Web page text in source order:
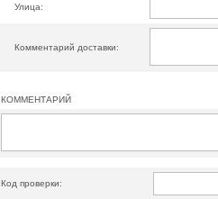
Улица:
Комментарий доставки:
КОММЕНТАРИЙ
Код проверки: